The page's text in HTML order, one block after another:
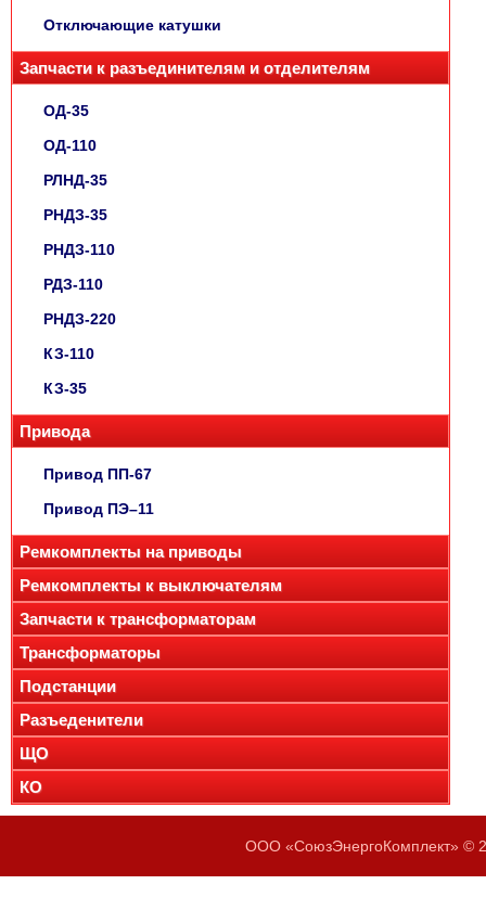
Отключающие катушки
Запчасти к разъединителям и отделителям
ОД-35
ОД-110
РЛНД-35
РНДЗ-35
РНДЗ-110
РДЗ-110
РНДЗ-220
КЗ-110
КЗ-35
Привода
Привод ПП-67
Привод ПЭ–11
Ремкомплекты на приводы
Ремкомплекты к выключателям
Запчасти к трансформаторам
Трансформаторы
Подстанции
Разъеденители
ЩО
КО
ООО «СоюзЭнергоКомплект» ©